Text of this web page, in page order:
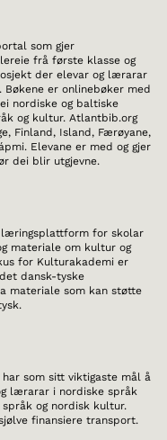
som gjer
frå første klasse og
der elevar og lærarar
er onlinebøker med
nordiske og baltiske
og kultur. Atlantbib.org
Finland, Island, Færøyane,
Elevane er med og gjer
dei blir utgjevne.
læringsplattform for skolar
materiale om kultur og
for Kulturakademi er
dansk-tyske
materiale som kan støtte
som sitt viktigaste mål å
lærarar i nordiske språk
og nordisk kultur.
finansiere transport.